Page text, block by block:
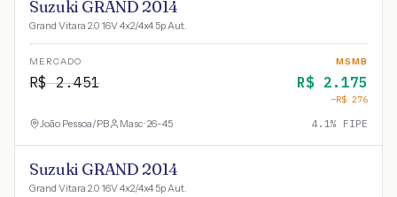
Suzuki GRAND 2014
Grand Vitara 2.0 16V 4x2/4x4 5p Aut.
MERCADO
R$2.451
MSMB
R$ 2.175
−R$ 276
João Pessoa/PB Masc · 26-45 4.1% FIPE
Suzuki GRAND 2014
Grand Vitara 2.0 16V 4x2/4x4 5p Aut.